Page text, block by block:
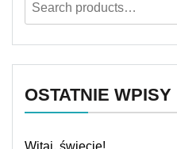
OSTATNIE WPISY